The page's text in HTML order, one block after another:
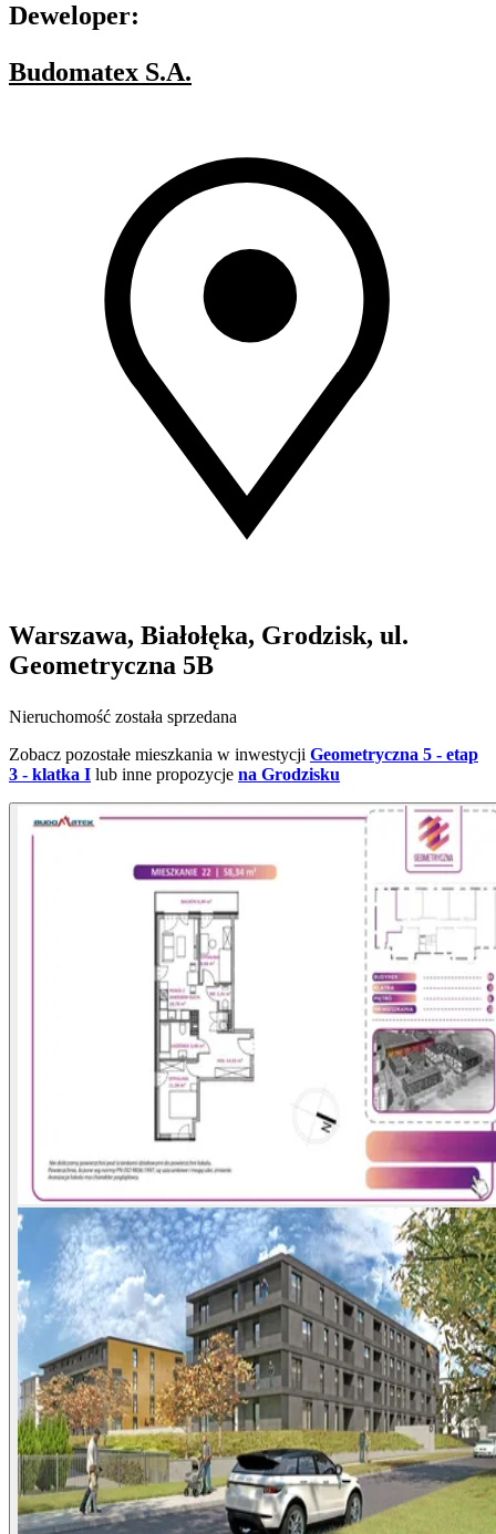
Deweloper:
Budomatex S.A.
Warszawa, Białołęka, Grodzisk, ul.
Geometryczna 5B
Nieruchomość została sprzedana
Zobacz pozostałe mieszkania w inwestycji Geometryczna 5 - etap
3 - klatka I lub inne propozycje na Grodzisku